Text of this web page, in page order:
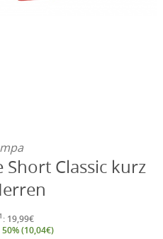
Classic kurz
1 : 19,99€
50% (10,04€)